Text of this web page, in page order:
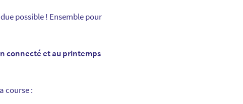
possible ! Ensemble pour
connecté et au printemps
course :